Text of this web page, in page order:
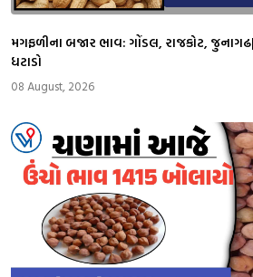
મગફળીના બજાર ભાવ: ગોંડલ, રાજકોટ,
ધટાડો
08 August, 2026